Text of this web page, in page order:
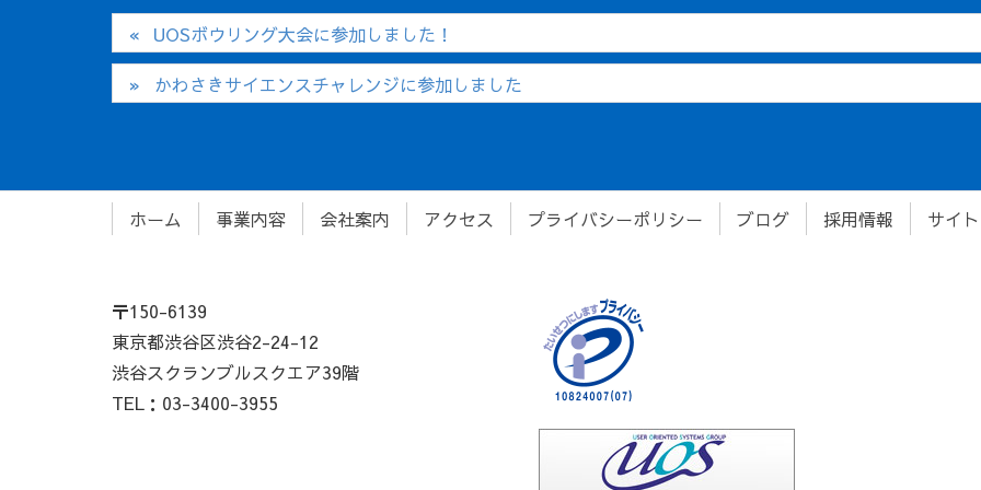
UOSボウリング大会に参加しました！
かわさきサイエンスチャレンジに参加しました
ホーム 事業内容 会社案内 アクセス プライバシーポリシー ブログ 採用情報 サイ
〒150-6139
東京都渋谷区渋谷2-24-12
渋谷スクランブルスクエア39階
TEL：03-3400-3955